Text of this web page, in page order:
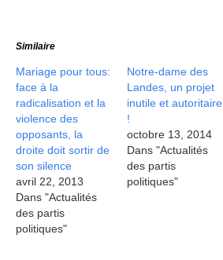
Similaire
Mariage pour tous:
face à la
radicalisation et la
violence des
opposants, la
droite doit sortir de
son silence
avril 22, 2013
Dans "Actualités
des partis
politiques"
Notre-dame des
Landes, un projet
inutile et autoritaire
!
octobre 13, 2014
Dans "Actualités
des partis
politiques"